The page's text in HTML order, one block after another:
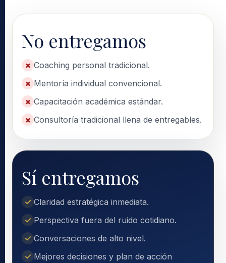
No entregamos
Coaching personal tradicional.
Mentoría individual convencional.
Capacitación académica estándar.
Consultoría tradicional llena de entregables.
Sí entregamos
Claridad estratégica inmediata.
Perspectiva fuera del ruido cotidiano.
Conversaciones de alto nivel.
Mejores decisiones y plan de acción